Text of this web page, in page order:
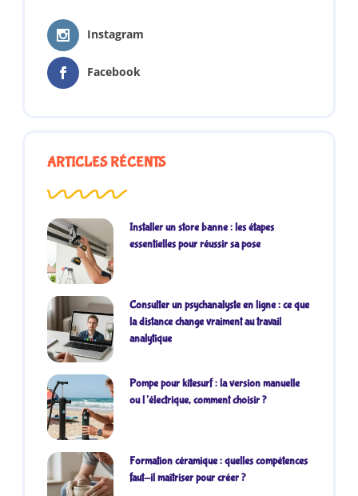
Instagram
Facebook
ARTICLES RÉCENTS
Installer un store banne : les étapes
essentielles pour réussir sa pose
Consulter un psychanalyste en ligne : ce que
la distance change vraiment au travail
analytique
Pompe pour kitesurf : la version manuelle
ou l’électrique, comment choisir ?
Formation céramique : quelles compétences
faut-il maîtriser pour créer ?